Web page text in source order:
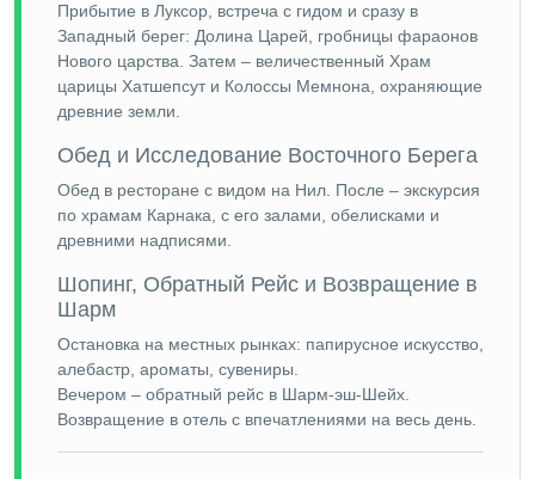
Прибытие в Луксор, встреча с гидом и сразу в
Западный берег: Долина Царей, гробницы фараонов
Нового царства. Затем – величественный Храм
царицы Хатшепсут и Колоссы Мемнона, охраняющие
древние земли.
Обед и Исследование Восточного Берега
Обед в ресторане с видом на Нил. После – экскурсия
по храмам Карнака, с его залами, обелисками и
древними надписями.
Шопинг, Обратный Рейс и Возвращение в
Шарм
Остановка на местных рынках: папирусное искусство,
алебастр, ароматы, сувениры.
Вечером – обратный рейс в Шарм-эш-Шейх.
Возвращение в отель с впечатлениями на весь день.